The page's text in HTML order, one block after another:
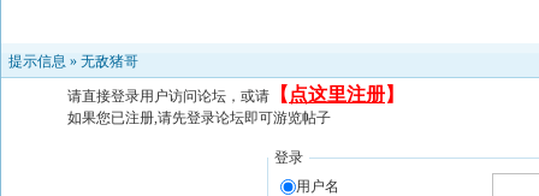
提示信息 » 无敌猪哥
请直接登录用户访问论坛，或请 【 点这里注册】
如果您已注册,请先登录论坛即可游览帖子
登录
用户名